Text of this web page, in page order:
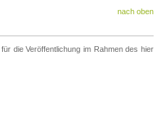
nach oben
die Veröffentlichung im Rahmen des hier